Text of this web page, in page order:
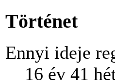
Történet
Ennyi ideje
16 év 41